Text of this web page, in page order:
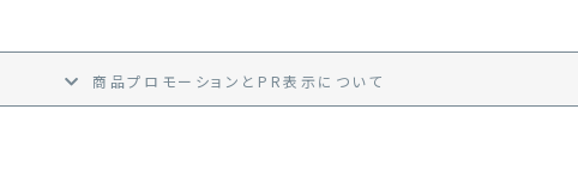
商品プロモーション と PR表示について